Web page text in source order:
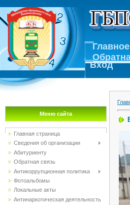
Главное
Вход
Меню сайта
Главная страница
Сведения об организации
Абитуриенту
Обратная связь
Антикоррупционная политика
Фотоальбомы
Локальные акты
Антинаркотическая деятельность